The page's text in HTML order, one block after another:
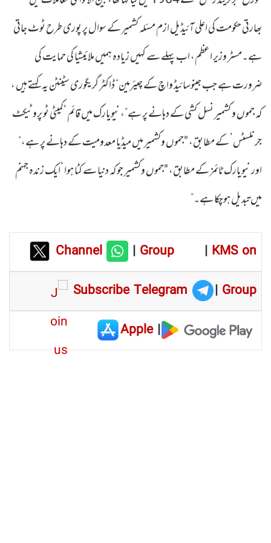
بھارتی حکومت کی اعلی آئیڈیل ازم مسئلہ کشمیر کے سوال پر پوری طرح ٹوٹ جاتی
ہے۔مسٹر وزیر اعظم، اب پہلے سے کہیں زیادہ ہمیں ملائیشیا کی حمایت کی
ضرورت ہے جب جینوسائیڈ واچ کے چیئرمین” ڈاکٹر گریگوری سٹینٹن یہ کہتے ہیں ،
کہ جموں و کشمیر نسل کشی کے دہانے پر ہے”، نیویارک میں قائم ‘کمیٹی ٹو پروٹیکٹ
جرنلسٹس’ کے مطابق، "جموں وکشمیر میں میڈیا معدومیت کے دہانے پر ہے،”
اور نیویارک ٹائمز کے مطابق، "جموں وکشمیر جو کہ دنیا سے کٹا ہوا ‘ایک زندہ جہنم
میں تبدیل ہوچکا ہے۔”
Channel |Group | KMS on
Subscribe Telegram
| Group
|
Apple